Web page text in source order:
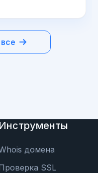
Инструменты
домена
SSL